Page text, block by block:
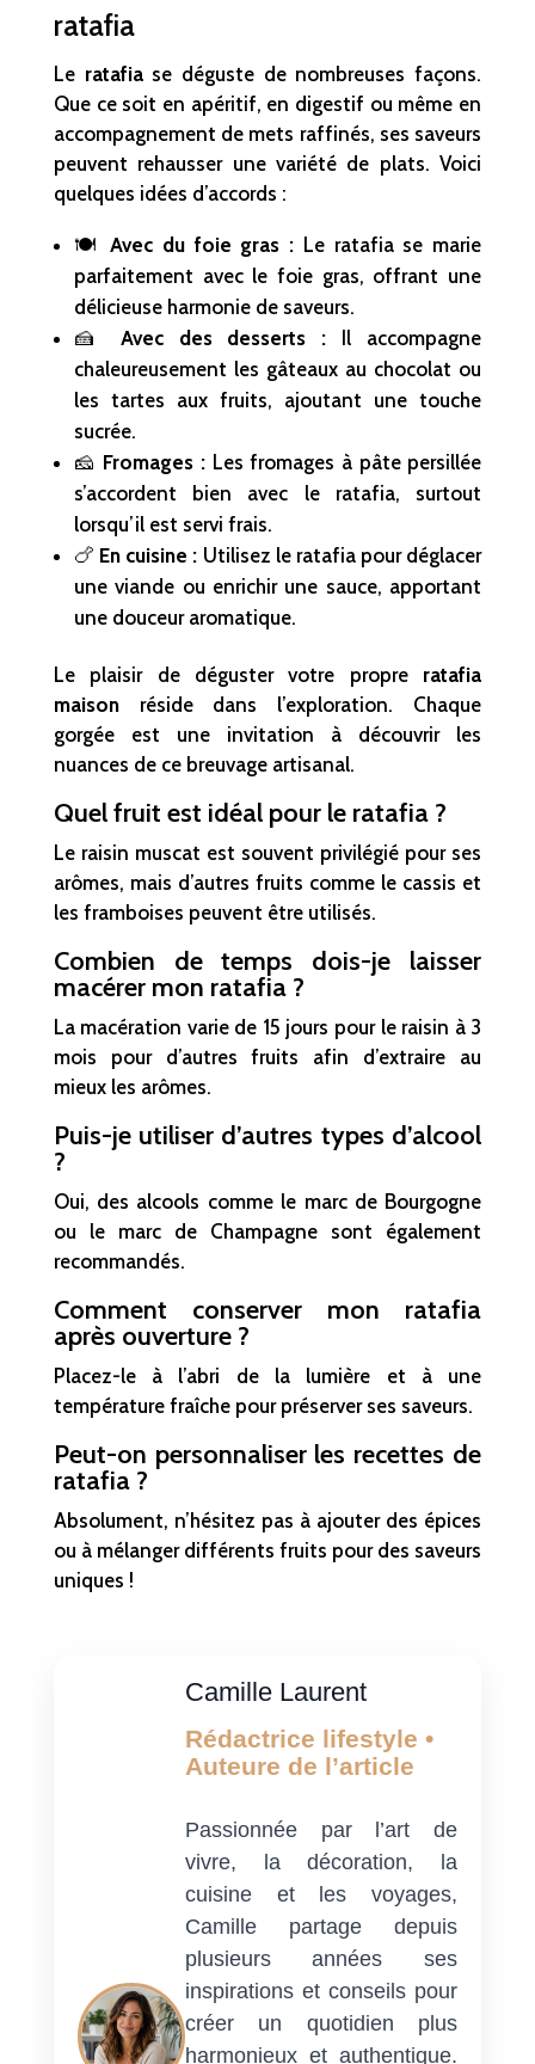
ratafia
Le ratafiase déguste de nombreuses façons.
Que ce soit en apéritif, en digestif ou même en
accompagnement de mets raffinés, ses saveurs
peuvent rehausser une variété de plats. Voici
quelques idées d’accords :
🍽️Avec du foie gras : Le ratafia se marie
parfaitement avec le foie gras, offrant une
délicieuse harmonie de saveurs.
🍰 Avec des desserts : Il accompagne
chaleureusement les gâteaux au chocolat ou
les tartes aux fruits, ajoutant une touche
sucrée.
🧀 Fromages :Les fromages à pâte persillée
s’accordent bien avec le ratafia, surtout
lorsqu’il est servi frais.
🍗 En cuisine : Utilisez le ratafia pour déglacer
une viande ou enrichir une sauce, apportant
une douceur aromatique.
Le plaisir de déguster votre propre ratafia
maisonréside dans l’exploration. Chaque
gorgée est une invitation à découvrir les
nuances de ce breuvage artisanal.
Quel fruit est idéal pour le ratafia ?
Le raisin muscat est souvent privilégié pour ses
arômes, mais d’autres fruits comme le cassis et
les framboises peuvent être utilisés.
Combien de temps dois-je laisser
macérer mon ratafia ?
La macération varie de 15 jours pour le raisin à 3
mois pour d’autres fruits afin d’extraire au
mieux les arômes.
Puis-je utiliser d’autres types d’alcool
?
Oui, des alcools comme le marc de Bourgogne
ou le marc de Champagne sont également
recommandés.
Comment conserver mon ratafia
après ouverture ?
Placez-le à l’abri de la lumière et à une
température fraîche pour préserver ses saveurs.
Peut-on personnaliser les recettes de
ratafia ?
Absolument, n’hésitez pas à ajouter des épices
ou à mélanger différents fruits pour des saveurs
uniques !
Camille Laurent
Rédactrice lifestyle •
Auteure de l’article
Passionnée par l’art de
vivre, la décoration, la
cuisine et les voyages,
Camille partage depuis
plusieurs années ses
inspirations et conseils pour
créer un quotidien plus
harmonieux et authentique.